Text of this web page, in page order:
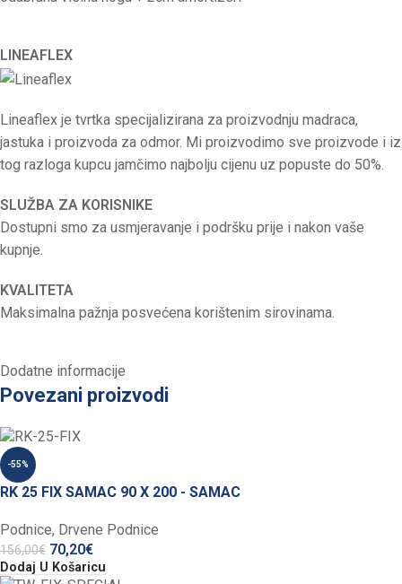
LINEAFLEX
Lineaflex je tvrtka specijalizirana za proizvodnju madraca,
jastuka i proizvoda za odmor. Mi proizvodimo sve proizvode i iz
tog razloga kupcu jamčimo najbolju cijenu uz popuste do 50%.
SLUŽBA ZA KORISNIKE
Dostupni smo za usmjeravanje i podršku prije i nakon vaše
kupnje.
KVALITETA
Maksimalna pažnja posvećena korištenim sirovinama.
Dodatne informacije
Povezani proizvodi
-55%
RK 25 FIX SAMAC 90 X 200 - SAMAC
Podnice, Drvene Podnice
156,00€ 70,20€
Dodaj U Košaricu